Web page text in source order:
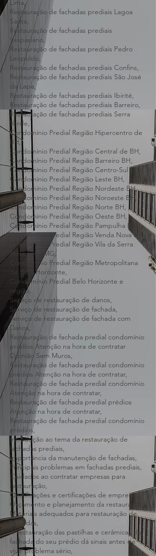
Luzia,
Restauração de fachadas prediais Nova
Lima,
Restauração de fachadas prediais Lagoa
Santa,
Restauração de fachadas prediais
Vespasiano,
Restauração de fachadas prediais Pedro
Leopoldo,
Restauração de fachadas prediais Confins,
Restauração de fachadas prediais São José
da Lapa,
Restauração de fachadas prediais Ibirité,
Restauração de fachadas prediais Barreiro,
Restauração de fachadas prediais Serra
Verde,
Condomínio Predial Região Hipercentro de
BH,
Condomínio Predial Região Central de BH,
Condomínio Predial Região Barreiro BH,
Condomínio Predial Região Centro-Sul BH,
Condomínio Predial Região Leste BH,
Condomínio Predial Região Nordeste BH,
Condomínio Predial Região Noroeste BH,
Condomínio Predial Região Norte BH,
Condomínio Predial Região Oeste BH,
Condomínio Predial Região Pampulha BH,
Condomínio Predial Região Venda Nova BH,
Condomínio Predial Região Vila da Serra
Nova Lima MG,
Condomínio Predial Região Metropolitana
de Belo Horizonte,
Condomínio Predial Belo Horizonte e
região,
Serviço de restauração de danos,
Serviço de restauração de fachada,
Serviço de restauração de fachada com
Danos,
Restauração de fachada predial condomínio
prédios Atenção na hora de contratar
Opinião Sem Muros,
Restauração de fachada predial condomínio
prédios Atenção na hora de contratar,
Restauração de fachada predial condomínio
Atenção na hora de contratar,
Restauração de fachada predial prédios
Atenção na hora de contratar,
Restauração de fachada predial condomínio
prédios,
Introdução ao tema da restauração de
fachadas prediais,
Importância da manutenção de fachadas,
Principais problemas em fachadas prediais,
Cuidados ao contratar empresas para
restauração,
Qualificações e certificações de empresas,
Orçamento e planejamento da restauração,
Materiais adequados para restauração de
fachadas,
A restauração das pastilhas e cerâmicas da